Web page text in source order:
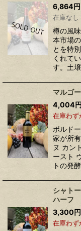
6,864円
在庫なし
樽の風
本市場
とを特
くれて
す。土
マルゴ
4,004円
在庫わず
ボルド
家が所
ヌ カン
ースト
トの発
シャト
ハーフ
3,300円
在庫わず